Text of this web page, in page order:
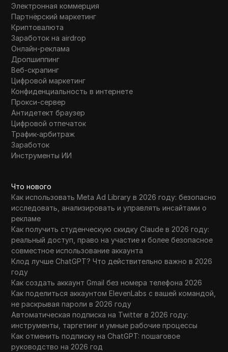
Электронная коммерция
Партнёрский маркетинг
Криптовалюта
Заработок на airdrop
Онлайн-реклама
Дропшиппинг
Веб-скрапинг
Цифровой маркетинг
Конфиденциальность в интернете
Прокси-сервер
Антидетект браузер
Цифровой отпечаток
Трафик-арбитраж
Заработок
Инструменты ИИ
Что нового
Как использовать Meta Ad Library в 2026 году: безопасно
исследовать, анализировать и управлять инсайтами о
рекламе
Как получить студенческую скидку Claude в 2026 году:
реальный доступ, право на участие и более безопасное
совместное использование аккаунта
Клод лучше ChatGPT? Что действительно важно в 2026
году
Как создать аккаунт Gmail без номера телефона 2026
Как поделиться аккаунтом ElevenLabs с вашей командой,
не раскрывая пароли в 2026 году
Автоматическая подписка на Twitter в 2026 году:
инструменты, таргетинг и умные рабочие процессы
Как отменить подписку на ChatGPT: пошаговое
руководство на 2026 год